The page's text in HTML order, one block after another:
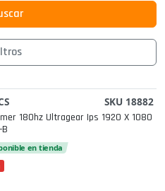
SKU 18882
180hz Ultragear Ips 1920 X 1080
en tienda